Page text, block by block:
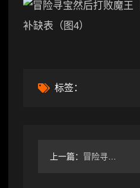
标签：
上一篇： 冒险寻宝然后打败魔王S6赛季，150狼王首杀（附S6攻略）